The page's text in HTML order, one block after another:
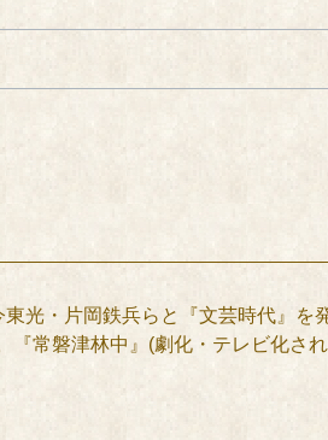
光・片岡鉄兵らと『文芸時代』を
常磐津林中』(劇化・テレビ化さ